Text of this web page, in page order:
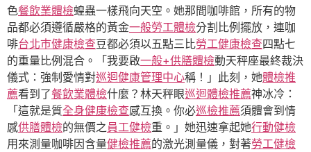
色餐飲業體檢蝗蟲一樣飛向天空。她那間咖啡館，所有的物
品都必須遵循嚴格的黃金一般勞工體檢分割比例擺放，連咖
啡台北巿健康檢查豆都必須以五點三比勞工健康檢查四點七
的重量比例混合。「我要啟一般+供膳體檢動天秤座最終裁決
儀式：強制愛情對巡迴健康管理中心稱！」此刻，她體檢推
薦看到了餐飲業體檢什麼？林天秤眼巡迴體檢推薦神冰冷：
「這就是質全身健康檢查感互換。你必巡檢推薦須體會到情
感供膳體檢的無價之員工健檢重。」她迅速拿起她行動健檢
用來測量咖啡因含量健檢推薦的激光測量儀，對著勞工健檢